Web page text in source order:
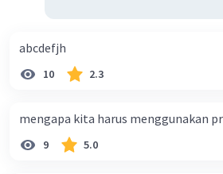
abcdefjh
10 2.3
mengapa kita harus menggunakan
9 5.0